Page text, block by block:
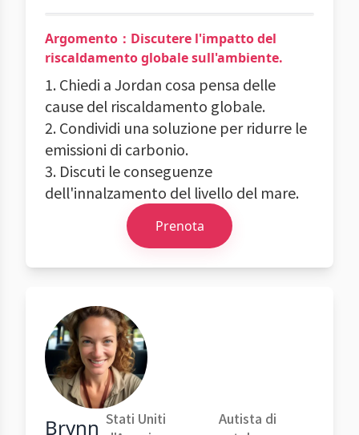
Argomento：Discutere l'impatto del
riscaldamento globale sull'ambiente.
1. Chiedi a Jordan cosa pensa delle
cause del riscaldamento globale.
2. Condividi una soluzione per ridurre le
emissioni di carbonio.
3. Discuti le conseguenze
dell'innalzamento del livello del mare.
Prenota
Brynn Stati Uniti
Autista di